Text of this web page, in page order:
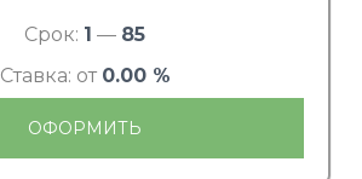
Срок: 1 — 85
Ставка: от 0.00 %
ОФОРМИТЬ